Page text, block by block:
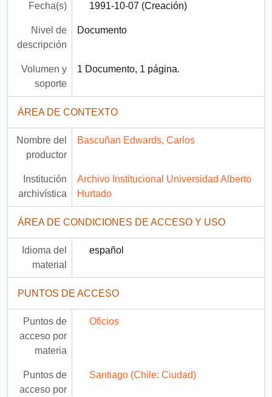
Fecha(s) 1991-10-07 (Creación)
Nivel de
descripción
Documento
Volumen y
soporte
1 Documento, 1 página.
ÁREA DE CONTEXTO
Nombre del
productor
Bascuñan Edwards, Carlos
Institución
archivística
Archivo Institucional Universidad Alberto
Hurtado
ÁREA DE CONDICIONES DE ACCESO Y USO
Idioma del
material
español
PUNTOS DE ACCESO
Puntos de
acceso por
materia
Oficios
Puntos de
acceso por
Santiago (Chile: Ciudad)